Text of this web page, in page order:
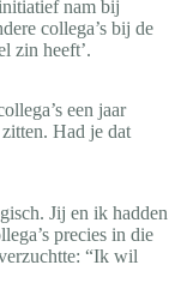
nam bij
collega’s bij de
zin heeft’.
een jaar
Had je dat
Jij en ik hadden
precies in die
“Ik wil